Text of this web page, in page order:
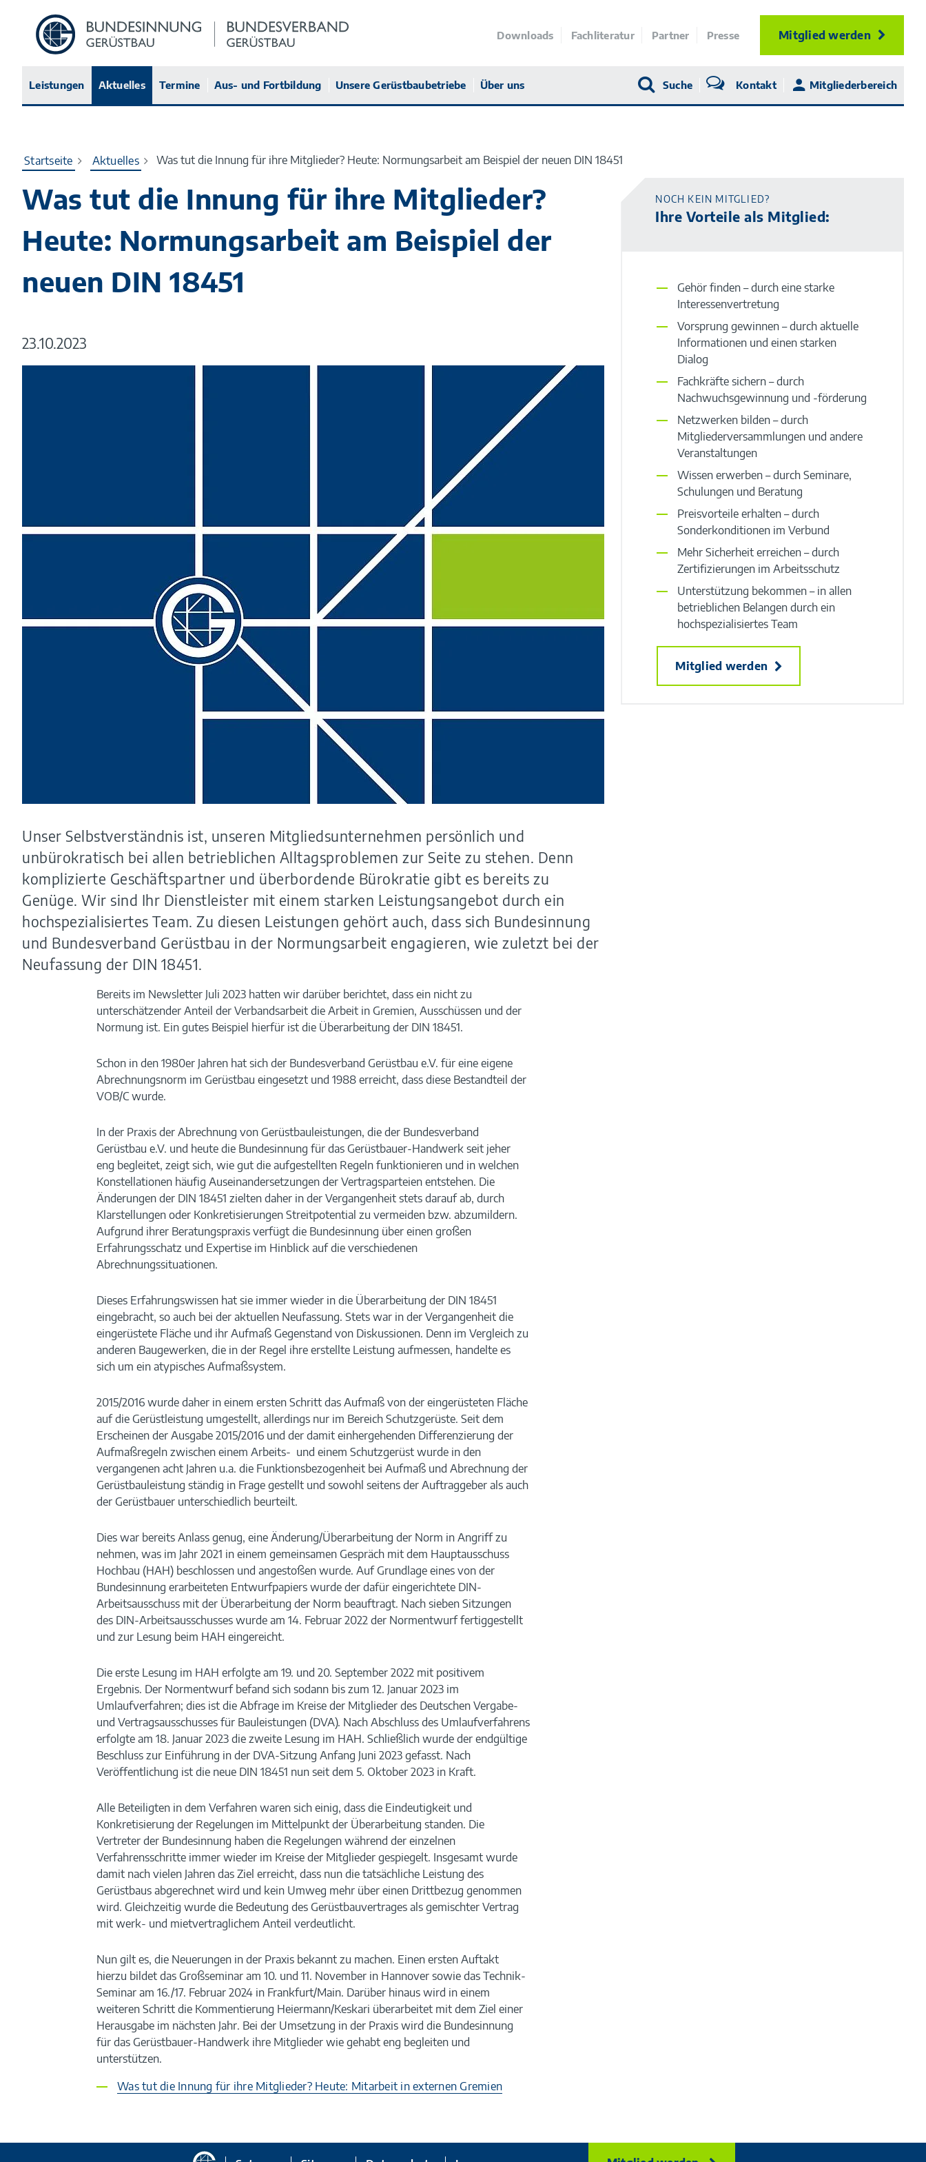
Zur
Startseite
Downloads Fachliteratur Partner Presse Mitglied werden
Leistungen Aktuelles Termine Aus- und Fortbildung Unsere Gerüstbaubetriebe Über uns Suche Kontakt Mitgliederbereich
Startseite Aktuelles Was tut die Innung für ihre Mitglieder? Heute: Normungsarbeit am Beispiel der neuen DIN 18451
Was tut die Innung für ihre Mitglieder?
Heute: Normungsarbeit am Beispiel der
neuen DIN 18451
23.10.2023
Unser Selbstverständnis ist, unseren Mitgliedsunternehmen persönlich und
unbürokratisch bei allen betrieblichen Alltagsproblemen zur Seite zu stehen. Denn
komplizierte Geschäftspartner und überbordende Bürokratie gibt es bereits zu
Genüge. Wir sind Ihr Dienstleister mit einem starken Leistungsangebot durch ein
hochspezialisiertes Team. Zu diesen Leistungen gehört auch, dass sich Bundesinnung
und Bundesverband Gerüstbau in der Normungsarbeit engagieren, wie zuletzt bei der
Neufassung der DIN 18451.
Bereits im Newsletter Juli 2023 hatten wir darüber berichtet, dass ein nicht zu
unterschätzender Anteil der Verbandsarbeit die Arbeit in Gremien, Ausschüssen und der
Normung ist. Ein gutes Beispiel hierfür ist die Überarbeitung der DIN 18451.
Schon in den 1980er Jahren hat sich der Bundesverband Gerüstbau e.V. für eine eigene
Abrechnungsnorm im Gerüstbau eingesetzt und 1988 erreicht, dass diese Bestandteil der
VOB/C wurde.
In der Praxis der Abrechnung von Gerüstbauleistungen, die der Bundesverband
Gerüstbau e.V. und heute die Bundesinnung für das Gerüstbauer-Handwerk seit jeher
eng begleitet, zeigt sich, wie gut die aufgestellten Regeln funktionieren und in welchen
Konstellationen häufig Auseinandersetzungen der Vertragsparteien entstehen. Die
Änderungen der DIN 18451 zielten daher in der Vergangenheit stets darauf ab, durch
Klarstellungen oder Konkretisierungen Streitpotential zu vermeiden bzw. abzumildern.
Aufgrund ihrer Beratungspraxis verfügt die Bundesinnung über einen großen
Erfahrungsschatz und Expertise im Hinblick auf die verschiedenen
Abrechnungssituationen.
Dieses Erfahrungswissen hat sie immer wieder in die Überarbeitung der DIN 18451
eingebracht, so auch bei der aktuellen Neufassung. Stets war in der Vergangenheit die
eingerüstete Fläche und ihr Aufmaß Gegenstand von Diskussionen. Denn im Vergleich zu
anderen Baugewerken, die in der Regel ihre erstellte Leistung aufmessen, handelte es
sich um ein atypisches Aufmaßsystem.
2015/2016 wurde daher in einem ersten Schritt das Aufmaß von der eingerüsteten Fläche
auf die Gerüstleistung umgestellt, allerdings nur im Bereich Schutzgerüste. Seit dem
Erscheinen der Ausgabe 2015/2016 und der damit einhergehenden Differenzierung der
Aufmaßregeln zwischen einem Arbeits- und einem Schutzgerüst wurde in den
vergangenen acht Jahren u.a. die Funktionsbezogenheit bei Aufmaß und Abrechnung der
Gerüstbauleistung ständig in Frage gestellt und sowohl seitens der Auftraggeber als auch
der Gerüstbauer unterschiedlich beurteilt.
Dies war bereits Anlass genug, eine Änderung/Überarbeitung der Norm in Angriff zu
nehmen, was im Jahr 2021 in einem gemeinsamen Gespräch mit dem Hauptausschuss
Hochbau (HAH) beschlossen und angestoßen wurde. Auf Grundlage eines von der
Bundesinnung erarbeiteten Entwurfpapiers wurde der dafür eingerichtete DIN-
Arbeitsausschuss mit der Überarbeitung der Norm beauftragt. Nach sieben Sitzungen
des DIN-Arbeitsausschusses wurde am 14. Februar 2022 der Normentwurf fertiggestellt
und zur Lesung beim HAH eingereicht.
Die erste Lesung im HAH erfolgte am 19. und 20. September 2022 mit positivem
Ergebnis. Der Normentwurf befand sich sodann bis zum 12. Januar 2023 im
Umlaufverfahren; dies ist die Abfrage im Kreise der Mitglieder des Deutschen Vergabe-
und Vertragsausschusses für Bauleistungen (DVA). Nach Abschluss des Umlaufverfahrens
erfolgte am 18. Januar 2023 die zweite Lesung im HAH. Schließlich wurde der endgültige
Beschluss zur Einführung in der DVA-Sitzung Anfang Juni 2023 gefasst. Nach
Veröffentlichung ist die neue DIN 18451 nun seit dem 5. Oktober 2023 in Kraft.
Alle Beteiligten in dem Verfahren waren sich einig, dass die Eindeutigkeit und
Konkretisierung der Regelungen im Mittelpunkt der Überarbeitung standen. Die
Vertreter der Bundesinnung haben die Regelungen während der einzelnen
Verfahrensschritte immer wieder im Kreise der Mitglieder gespiegelt. Insgesamt wurde
damit nach vielen Jahren das Ziel erreicht, dass nun die tatsächliche Leistung des
Gerüstbaus abgerechnet wird und kein Umweg mehr über einen Drittbezug genommen
wird. Gleichzeitig wurde die Bedeutung des Gerüstbauvertrages als gemischter Vertrag
mit werk- und mietvertraglichem Anteil verdeutlicht.
Nun gilt es, die Neuerungen in der Praxis bekannt zu machen. Einen ersten Auftakt
hierzu bildet das Großseminar am 10. und 11. November in Hannover sowie das Technik-
Seminar am 16./17. Februar 2024 in Frankfurt/Main. Darüber hinaus wird in einem
weiteren Schritt die Kommentierung Heiermann/Keskari überarbeitet mit dem Ziel einer
Herausgabe im nächsten Jahr. Bei der Umsetzung in der Praxis wird die Bundesinnung
für das Gerüstbauer-Handwerk ihre Mitglieder wie gehabt eng begleiten und
unterstützen.
Was tut die Innung für ihre Mitglieder? Heute: Mitarbeit in externen Gremien
NOCH KEIN MITGLIED?
Ihre Vorteile als Mitglied:
Gehör finden – durch eine starke
Interessenvertretung
Vorsprung gewinnen – durch aktuelle
Informationen und einen starken
Dialog
Fachkräfte sichern – durch
Nachwuchsgewinnung und -förderung
Netzwerken bilden – durch
Mitgliederversammlungen und andere
Veranstaltungen
Wissen erwerben – durch Seminare,
Schulungen und Beratung
Preisvorteile erhalten – durch
Sonderkonditionen im Verbund
Mehr Sicherheit erreichen – durch
Zertifizierungen im Arbeitsschutz
Unterstützung bekommen – in allen
betrieblichen Belangen durch ein
hochspezialisiertes Team
Mitglied werden
Zur